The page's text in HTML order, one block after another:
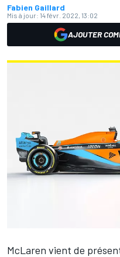
Fabien Gaillard
Mis à jour: 14 févr. 2022, 13:02
AJOUTER
McLaren vient de